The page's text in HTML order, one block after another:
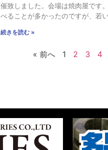
催致しました。会場は焼肉屋です
べることが多かったのですが、若
続きを読む »
« 前へ 1 2 3 4